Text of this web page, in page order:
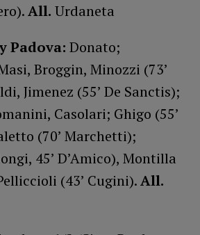
All. Urdaneta
Padova: Donato;
Broggin, Minozzi (73’
Jimenez (55’ De Sanctis);
Casolari; Ghigo (55’
(70’ Marchetti);
45’ D’Amico), Montilla
(43’ Cugini).All.